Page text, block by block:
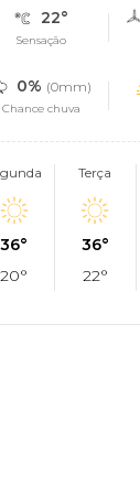
22°
Sensação
0% (0mm)
Chance chuva
36°
20°
Terça
36°
22°